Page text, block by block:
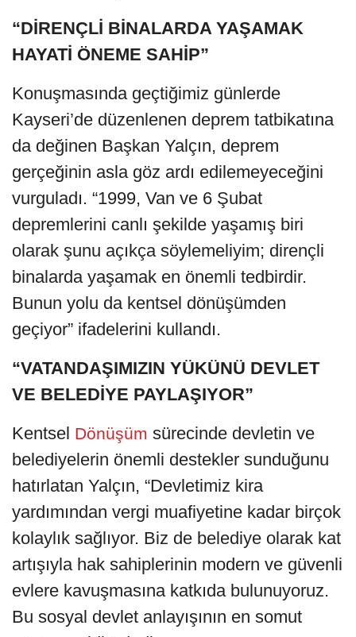
“DİRENÇLİ BİNALARDA YAŞAMAK
HAYATİ ÖNEME SAHİP”
Konuşmasında geçtiğimiz günlerde
Kayseri’de düzenlenen deprem tatbikatına
da değinen Başkan Yalçın, deprem
gerçeğinin asla göz ardı edilemeyeceğini
vurguladı. “1999, Van ve 6 Şubat
depremlerini canlı şekilde yaşamış biri
olarak şunu açıkça söylemeliyim; dirençli
binalarda yaşamak en önemli tedbirdir.
Bunun yolu da kentsel dönüşümden
geçiyor” ifadelerini kullandı.
“VATANDAŞIMIZIN YÜKÜNÜ DEVLET
VE BELEDİYE PAYLAŞIYOR”
Kentsel Dönüşüm sürecinde devletin ve
belediyelerin önemli destekler sunduğunu
hatırlatan Yalçın, “Devletimiz kira
yardımından vergi muafiyetine kadar birçok
kolaylık sağlıyor. Biz de belediye olarak kat
artışıyla hak sahiplerinin modern ve güvenli
evlere kavuşmasına katkıda bulunuyoruz.
Bu sosyal devlet anlayışının en somut